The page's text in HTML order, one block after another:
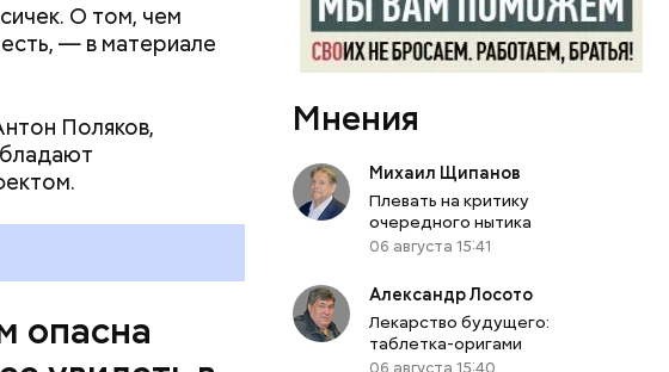
О том, чем
— в материале
Поляков,
опасна
около 30 секунд.
эксперт.
Мнения
Михаил Щипанов
Плевать на критику
очередного нытика
06 августа 15:41
Александр Лосото
Лекарство будущего:
таблетка-оригами
06 августа 15:40